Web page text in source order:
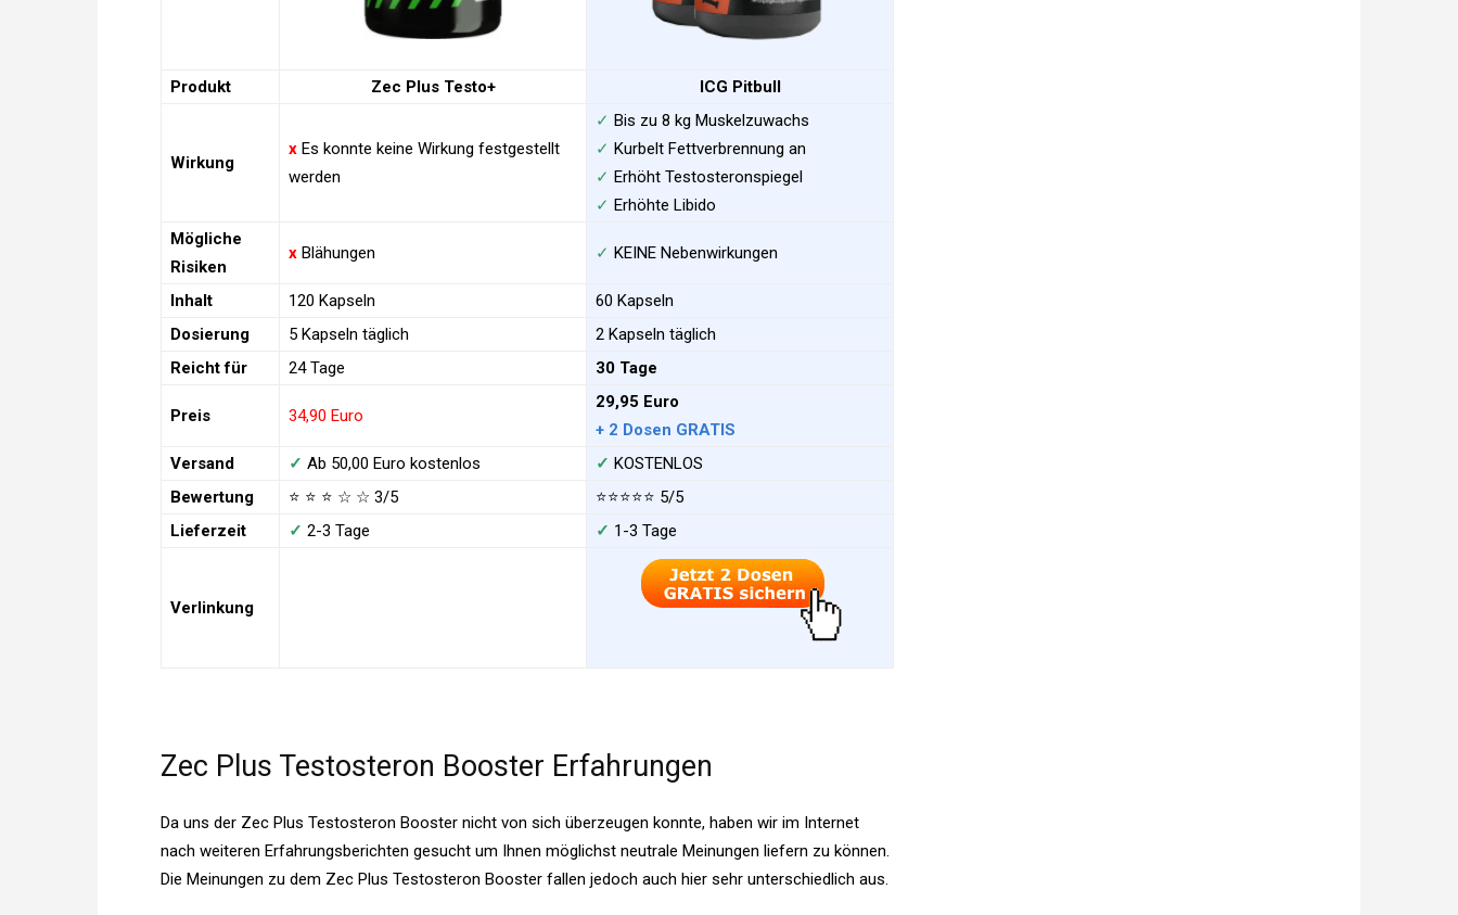
Produkt Zec Plus Testo+ ICG Pitbull
Wirkung
x Es konnte keine Wirkung festgestellt
werden
✓ Bis zu 8 kg Muskelzuwachs
✓ Kurbelt Fettverbrennung an
✓ Erhöht Testosteronspiegel
✓ Erhöhte Libido
Mögliche
Risiken
x Blähungen ✓ KEINE Nebenwirkungen
Inhalt 120 Kapseln
60 Kapseln
Dosierung
5 Kapseln täglich
2 Kapseln täglich
Reicht für
24 Tage 30 Tage
Preis 34,90 Euro
29,95 Euro
+ 2 Dosen GRATIS
Versand
✓ Ab 50,00 Euro kostenlos ✓ KOSTENLOS
Bewertung
⭐ ⭐ ⭐ ☆ ☆ 3/5 ⭐⭐⭐⭐⭐ 5/5
Lieferzeit
✓ 2-3 Tage ✓ 1-3 Tage
Verlinkung
Zec Plus Testosteron Booster Erfahrungen
Da uns der Zec Plus Testosteron Booster nicht von sich überzeugen konnte, haben wir im Internet
nach weiteren Erfahrungsberichten gesucht um Ihnen möglichst neutrale Meinungen liefern zu können.
Die Meinungen zu dem Zec Plus Testosteron Booster fallen jedoch auch hier sehr unterschiedlich aus.